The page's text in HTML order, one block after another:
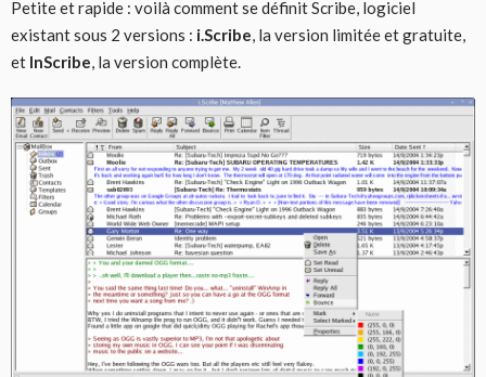
Petite et rapide : voilà comment se définit Scribe, logiciel
existant sous 2 versions : i.Scribe, la version limitée et gratuite,
et InScribe, la version complète.